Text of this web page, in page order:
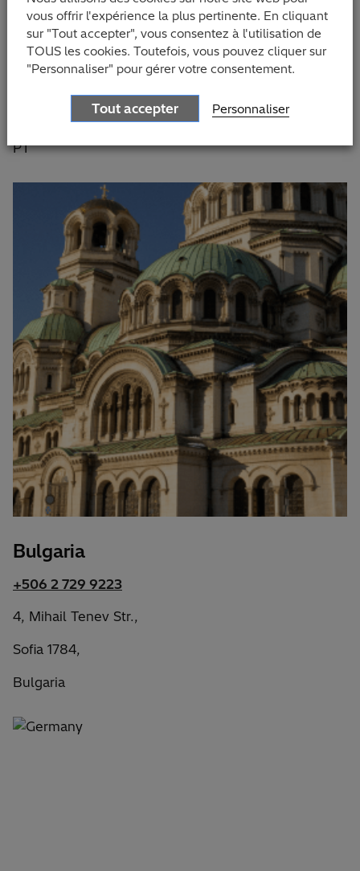
Portugal
+351 289 743 480
4924-610, Viana do Castelo
PT
Bulgaria
+506 2 729 9223
4, Mihail Tenev Str.,
Sofia 1784,
Bulgaria
vous offrir l'expérience la plus pertinente. En cliquant
sur "Tout accepter", vous consentez à l'utilisation de
TOUS les cookies. Toutefois, vous pouvez cliquer sur
"Personnaliser" pour gérer votre consentement.
Tout accepter Personnaliser